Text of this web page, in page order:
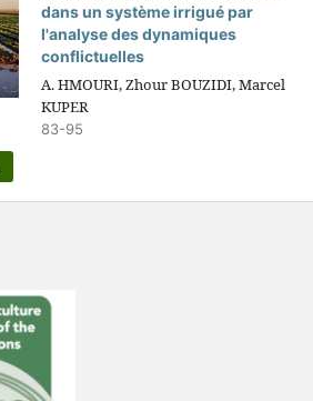
dans un système irrigué par
l'analyse des dynamiques
conflictuelles
A. HMOURI, Zhour BOUZIDI, Marcel
KUPER
83-95